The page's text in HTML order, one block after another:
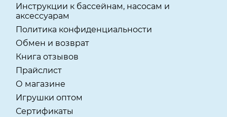
Инструкции к бассейнам, насосам и
аксессуарам
Политика конфиденциальности
Обмен и возврат
Книга отзывов
Прайслист
О магазине
Игрушки оптом
Сертификаты